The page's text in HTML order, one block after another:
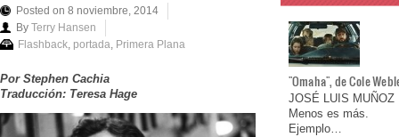
Posted on 8 noviembre, 2014
By Terry Hansen
Flashback portada Primera Plana
Por Stephen Cachia
Traducción: Teresa Hage
"Omaha", de Cole
JOSÉ LUIS MUÑOZ
Menos es más.
Ejemplo…